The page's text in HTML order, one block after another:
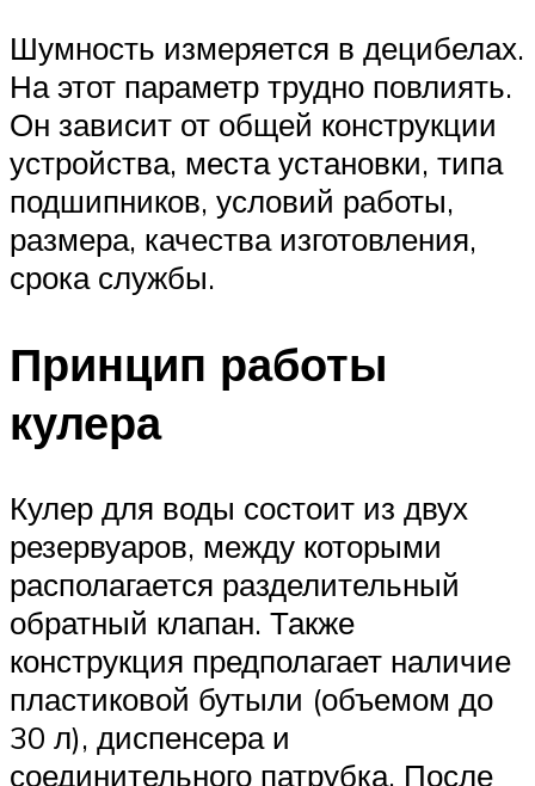
Шумность измеряется в децибелах.
На этот параметр трудно повлиять.
Он зависит от общей конструкции
устройства, места установки, типа
подшипников, условий работы,
размера, качества изготовления,
срока службы.
Принцип работы
кулера
Кулер для воды состоит из двух
резервуаров, между которыми
располагается разделительный
обратный клапан. Также
конструкция предполагает наличие
пластиковой бутыли (объемом до
30 л), диспенсера и
соединительного патрубка. После